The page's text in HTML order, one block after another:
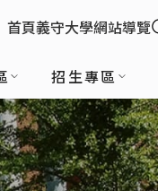
:::
首頁義守大學網站導覽
招生專區